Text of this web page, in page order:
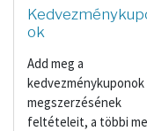
ok
Add meg a
kedvezménykuponok
megszerzésének
feltételeit, a többi